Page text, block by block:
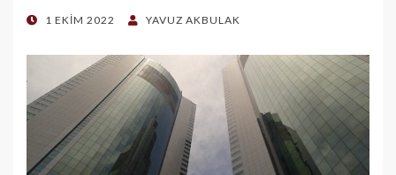
POSTED
1 EKIM 2022 YAVUZ AKBULAK